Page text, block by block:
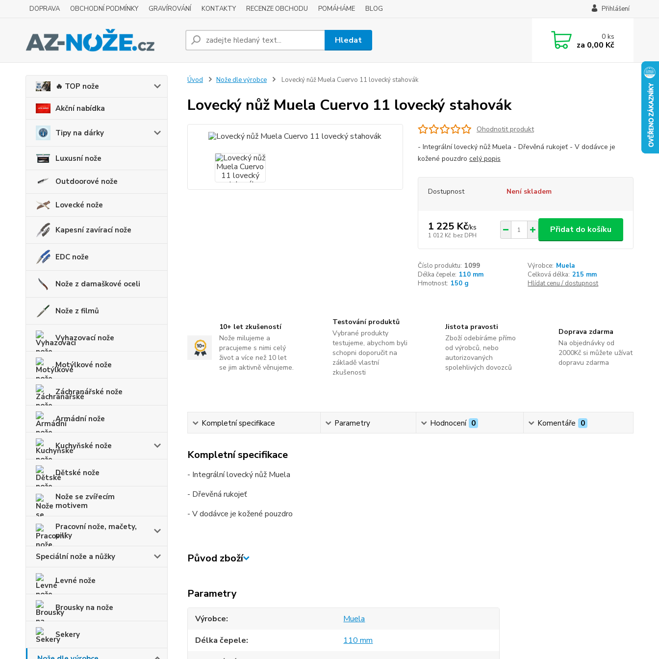
DOPRAVA OBCHODNÍ PODMÍNKY GRAVÍROVÁNÍ KONTAKTY RECENZE OBCHODU POMÁHÁME BLOG Přihlášení
Hledat 0ks
za 0,00 Kč
🔥 TOP nože
Akční nabídka
Tipy na dárky
Luxusní nože
Outdoorové nože
Lovecké nože
Kapesní zavírací nože
EDC nože
Nože z damaškové oceli
Nože z filmů
Vyhazovací nože
Motýlkové nože
Záchranářské nože
Armádní nože
Kuchyňské nože
Dětské nože
Nože se zvířecím
motivem
Pracovní nože, mačety,
pilky
Speciální nože a nůžky
Levné nože
Brousky na nože
Sekery
Úvod Nože dle výrobce Lovecký nůž Muela Cuervo 11 lovecký stahovák
Lovecký nůž Muela Cuervo 11 lovecký stahovák
Ohodnotit produkt
- Integrální lovecký nůž Muela - Dřevěná rukojeť - V dodávce je
kožené pouzdro celý popis
Dostupnost Není skladem
1 225 Kč/ks
1 012 Kč bez DPH
Přidat do košíku
Číslo produktu: 1099 Výrobce: Muela
Délka čepele: 110 mm Celková délka: 215 mm
Hmotnost: 150 g Hlídat cenu / dostupnost
10+ let zkušeností
Nože milujeme a
pracujeme s nimi celý
život a více než 10 let
se jim aktivně věnujeme.
Testování produktů
Vybrané produkty
testujeme, abychom byli
schopni doporučit na
základě vlastní
zkušenosti
Jistota pravosti
Zboží odebíráme přímo
od výrobců, nebo
autorizovaných
spolehlivých dovozců
Doprava zdarma
Na objednávky od
2000Kč si můžete užívat
dopravu zdarma
Kompletní specifikace Parametry Hodnocení 0 Komentáře 0
Kompletní specifikace
- Integrální lovecký nůž Muela
- Dřevěná rukojeť
- V dodávce je kožené pouzdro
Původ zboží
Parametry
Výrobce
Muela
Délka čepele
110 mm